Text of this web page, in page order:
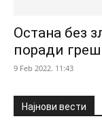
Остана без
поради
9 Feb 2022. 11:43
Најнови вести